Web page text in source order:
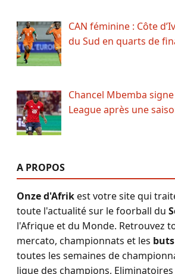
CAN féminine : Côte
du Sud en quarts de
Chancel Mbemba
League après une
A PROPOS
Onze d'Afrikest votre site qui
toute l'actualité sur le foorball du
l'Afrique et du Monde. Retrouvez
mercato, championnats et les
toutes les semaines de
ligue des champions,